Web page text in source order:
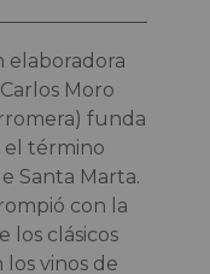
elaboradora
Moro
funda
el término
Santa Marta.
con la
los clásicos
vinos de